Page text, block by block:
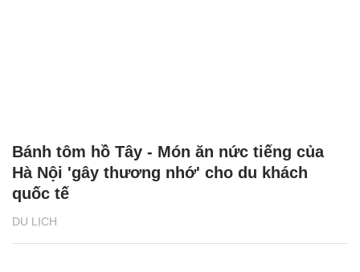
DU LỊCH
Bánh tôm hồ Tây - Món ăn nức tiếng của
Hà Nội 'gây thương nhớ' cho du khách
quốc tế